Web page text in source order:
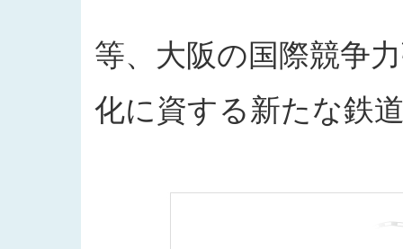
等、大阪の国際競争
化に資する新たな鉄